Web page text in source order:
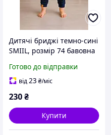
Дитячі бриджі темно-сині
SMIIL, розмір 74 бавовна
Готово до відправки
від23₴/міс
230₴
Купити